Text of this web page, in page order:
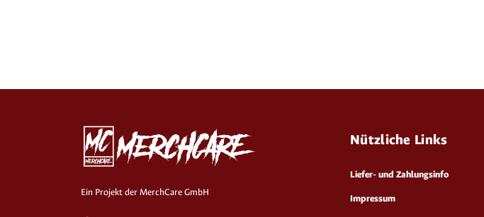
Ein Projekt der MerchCare GmbH
Nützliche Links
Liefer- und Zahlungsinfo
Impressum